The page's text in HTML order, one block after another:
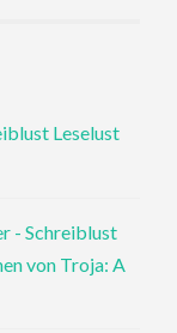
Leselust
- Schreiblust
von Troja: A